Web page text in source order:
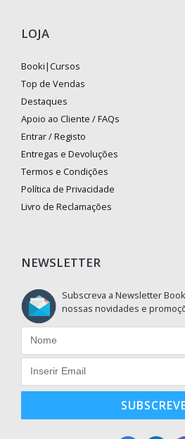
LOJA
Booki|Cursos
Top de Vendas
Destaques
Apoio ao Cliente / FAQs
Entrar / Registo
Entregas e Devoluções
Termos e Condições
Política de Privacidade
Livro de Reclamações
NEWSLETTER
Subscreva a Newsletter
nossas novidades e